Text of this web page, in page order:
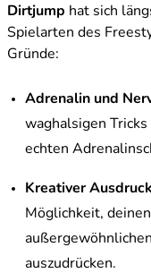
Dirtjump hat sich
Spielarten des
Gründe:
Adrenalin und
waghalsigen
echten
Kreativer Ausdruck
Möglichkeit,
auszudrücken.